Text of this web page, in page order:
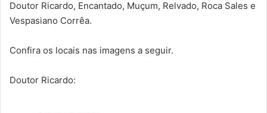
Doutor Ricardo, Encantado, Muçum, Relvado, Roca Sales e
Vespasiano Corrêa.
Confira os locais nas imagens a seguir.
Doutor Ricardo: